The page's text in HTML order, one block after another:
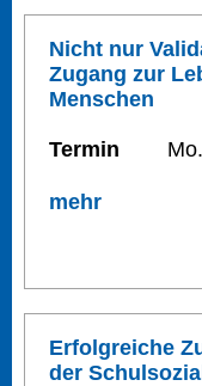
Nicht nur
Zugang zur
Menschen
Termin
mehr
Erfolgreiche
der